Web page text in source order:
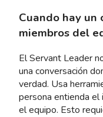
Cuando hay
miembros del
El Servant Leader
una conversación
verdad. Usa
persona entienda
el equipo. Esto